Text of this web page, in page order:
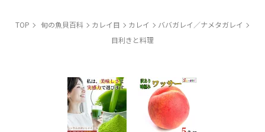
TOP 旬の魚貝百科 カレイ目 カレイ
ババガレイ／ナメタガレイ
目利きと料理